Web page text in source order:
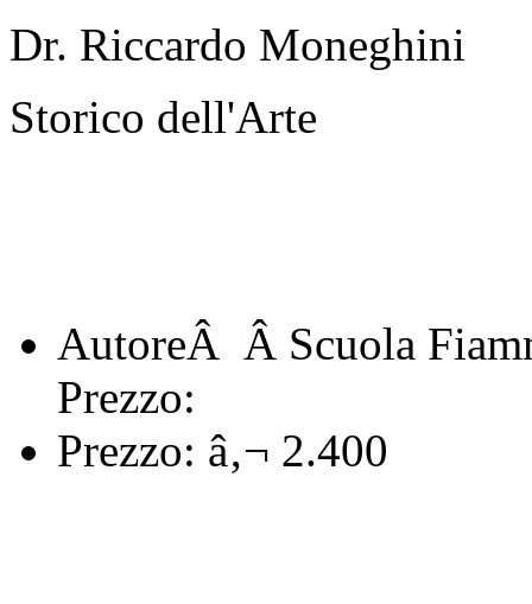
Dr. Riccardo Moneghini
Storico dell'Arte
AutoreÂ Â Scuola
Prezzo:
Prezzo: â‚¬ 2.400